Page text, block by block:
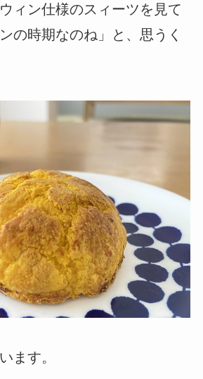
ィン仕様のスィーツを見て
の時期なのね」と、思うく
ます。